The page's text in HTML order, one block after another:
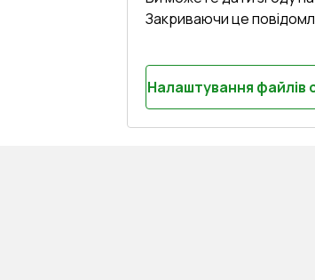
Закриваючи це
Налаштування файлів